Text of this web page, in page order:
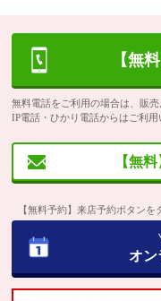
【無
無料電話をご利用の場合は、販
IP電話・ひかり電話からはご利用
【無
【無料予約】来店予約ボタン
オン